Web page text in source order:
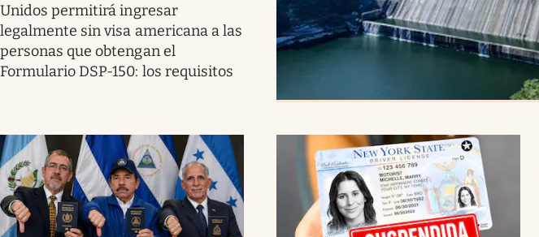
Unidos permitirá ingresar
legalmente sin visa americana a las
personas que obtengan el
Formulario DSP-150: los requisitos